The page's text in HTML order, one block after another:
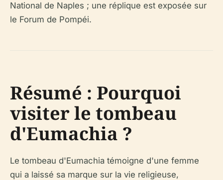
National de Naples ; une réplique est exposée sur
le Forum de Pompéi.
Résumé : Pourquoi
visiter le tombeau
d'Eumachia ?
Le tombeau d'Eumachia témoigne d'une femme
qui a laissé sa marque sur la vie religieuse,